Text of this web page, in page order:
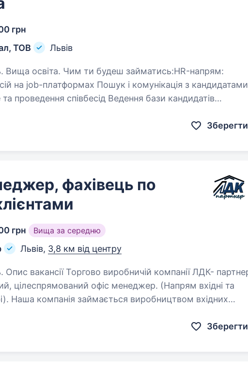
грн
ТОВ
Львів
будеш займатись:HR-напрям:
Пошук і комунікація з кандидатами
співбесід Ведення бази кандидатів
Зберегти
фахівець по
грн Вища за середню
Львів, 3,8 км від центру
цілеспрямований офіс менеджер. (Напрям вхідні та
Наша компанія займається виробництвом вхідних
Зберегти